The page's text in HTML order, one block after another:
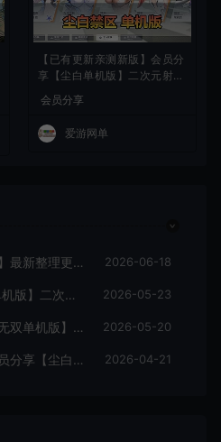
【已有更新亲测新版】会员分
享【尘白单机版】二次元射击
类网游单机版一键端
会员分享
爱游网单
爱游网单亲测【胜利女神】最新整理更新第6版NIKKE胜利女神妮姬单机版方舟活动147版本官服GM可无限抽卡全剧情免虚拟机一键端视频安装教学 2026-06-18
转载分享【原神6.1指令单机版】二次元网游单机版 指令模拟端 登录 战斗 地图 魔物 背包 抽卡 商店 MOD 未亲测图文教学 2026-05-23
会员分享【天下无双蚂蚁无双单机版】最新整理单机版本 带GM命令后台 武侠怀旧网游 免虚拟机一键端 配套视频教学 2026-05-20
【已有更新亲测新版】会员分享【尘白单机版】二次元射击类网游单机版一键端 2026-04-21